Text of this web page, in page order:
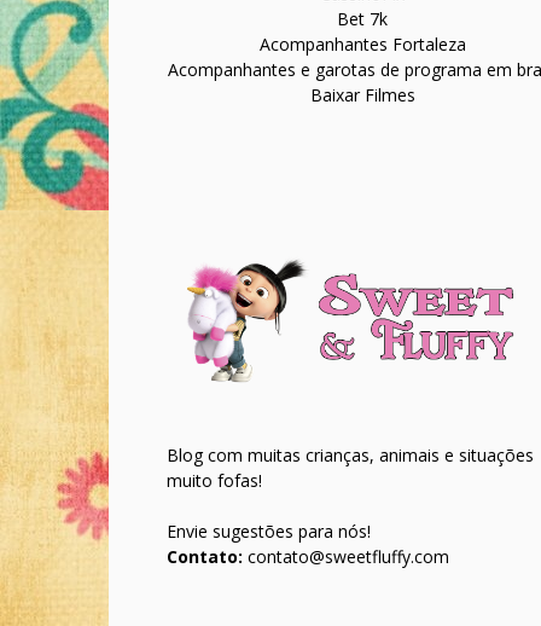
Bet 7k
Acompanhantes Fortaleza
Acompanhantes e garotas de programa em
Baixar Filmes
Blog com muitas crianças, animais e situações
muito fofas!
Envie sugestões para nós!
Contato: contato@sweetfluffy.com